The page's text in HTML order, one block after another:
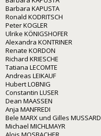
Barbara KAPUSTA
Ronald KODRITSCH
Peter KOGLER
Ulrike KÖNIGSHOFER
Alexandra KONTRINER
Renate KORDON
Richard KRIESCHE
Tatiana LECOMTE
Andreas LEIKAUF
Hubert LOBNIG
Constantin LUSER
Dean MAASSEN
Anja MANFREDI
Bele MARX und Gilles MUSSARD
Michael MICHLMAYR